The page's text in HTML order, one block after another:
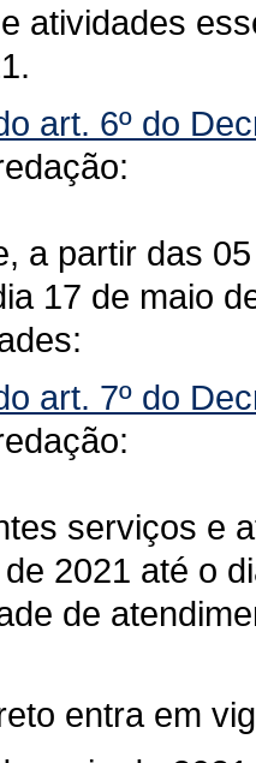
atividades
art. 6º do
a partir das
17 de maio
art. 7º do
serviços e
2021 até o
de
entra em